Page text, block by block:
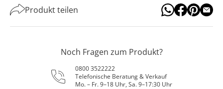
Produkt teilen
Noch Fragen zum Produkt?
0800 3522222
Telefonische Beratung & Verkauf
Mo. – Fr. 9–18 Uhr, Sa. 9–17:30 Uhr